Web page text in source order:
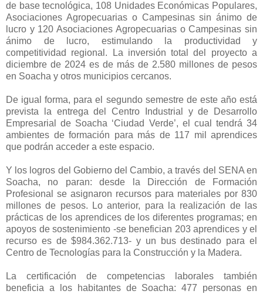
de base tecnológica, 108 Unidades Económicas Populares,
Asociaciones Agropecuarias o Campesinas sin ánimo de
lucro y 120 Asociaciones Agropecuarias o Campesinas sin
ánimo de lucro, estimulando la productividad y
competitividad regional. La inversión total del proyecto a
diciembre de 2024 es de más de 2.580 millones de pesos
en Soacha y otros municipios cercanos.
De igual forma, para el segundo semestre de este año está
prevista la entrega del Centro Industrial y de Desarrollo
Empresarial de Soacha ‘Ciudad Verde’, el cual tendrá 34
ambientes de formación para más de 117 mil aprendices
que podrán acceder a este espacio.
Y los logros del Gobierno del Cambio, a través del SENA en
Soacha, no paran: desde la Dirección de Formación
Profesional se asignaron recursos para materiales por 830
millones de pesos. Lo anterior, para la realización de las
prácticas de los aprendices de los diferentes programas; en
apoyos de sostenimiento -se benefician 203 aprendices y el
recurso es de $984.362.713- y un bus destinado para el
Centro de Tecnologías para la Construcción y la Madera.
La certificación de competencias laborales también
beneficia a los habitantes de Soacha: 477 personas en